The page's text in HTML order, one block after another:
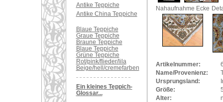
Antike Teppiche
Antike China Teppiche
Blaue Teppiche
Graue Teppiche
Braune Teppiche
Blaue Teppiche
Grüne Teppiche
Rot/pink/flieder/lila
Beige/hell/cremefarben
Ein kleines Teppich-
Glossar...
Nahaufnahme Ecke
Artikelnummer:
Name/Provenienz:
Ursprungsland:
Größe:
Alter: